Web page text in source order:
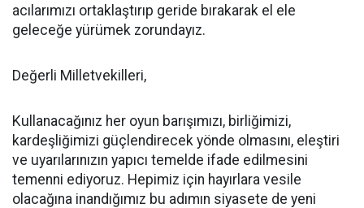
acılarımızı ortaklaştırıp geride bırakarak el ele
geleceğe yürümek zorundayız.
Değerli Milletvekilleri,
Kullanacağınız her oyun barışımızı, birliğimizi,
kardeşliğimizi güçlendirecek yönde olmasını, eleştiri
ve uyarılarınızın yapıcı temelde ifade edilmesini
temenni ediyoruz. Hepimiz için hayırlara vesile
olacağına inandığımız bu adımın siyasete de yeni